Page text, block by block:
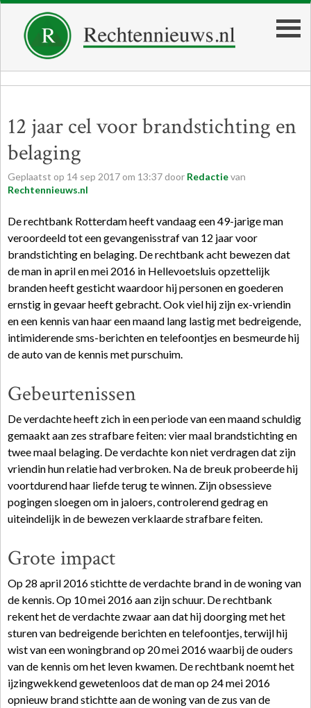
12 jaar cel voor brandstichting en
belaging
Geplaatst op 14 sep 2017 om 13:37 door Redactievan
Rechtennieuws.nl
De rechtbank Rotterdam heeft vandaag een 49-jarige man
veroordeeld tot een gevangenisstraf van 12 jaar voor
brandstichting en belaging. De rechtbank acht bewezen dat
de man in april en mei 2016 in Hellevoetsluis opzettelijk
branden heeft gesticht waardoor hij personen en goederen
ernstig in gevaar heeft gebracht. Ook viel hij zijn ex-vriendin
en een kennis van haar een maand lang lastig met bedreigende,
intimiderende sms-berichten en telefoontjes en besmeurde hij
de auto van de kennis met purschuim.
Gebeurtenissen
De verdachte heeft zich in een periode van een maand schuldig
gemaakt aan zes strafbare feiten: vier maal brandstichting en
twee maal belaging. De verdachte kon niet verdragen dat zijn
vriendin hun relatie had verbroken. Na de breuk probeerde hij
voortdurend haar liefde terug te winnen. Zijn obsessieve
pogingen sloegen om in jaloers, controlerend gedrag en
uiteindelijk in de bewezen verklaarde strafbare feiten.
Grote impact
Op 28 april 2016 stichtte de verdachte brand in de woning van
de kennis. Op 10 mei 2016 aan zijn schuur. De rechtbank
rekent het de verdachte zwaar aan dat hij doorging met het
sturen van bedreigende berichten en telefoontjes, terwijl hij
wist van een woningbrand op 20 mei 2016 waarbij de ouders
van de kennis om het leven kwamen. De rechtbank noemt het
ijzingwekkend gewetenloos dat de man op 24 mei 2016
opnieuw brand stichtte aan de woning van de zus van de